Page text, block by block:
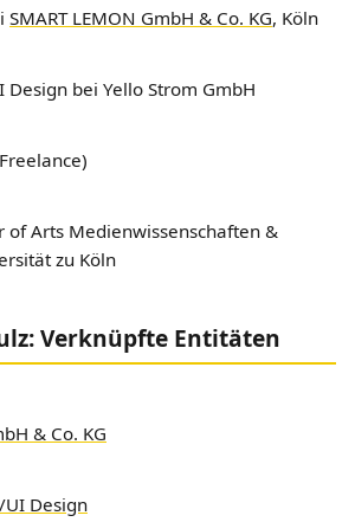
SMART LEMON GmbH & Co. KG, Köln
bei Yello Strom GmbH
of Arts Medienwissenschaften &
zu Köln
Verknüpfte Entitäten
& Co. KG
UI Design